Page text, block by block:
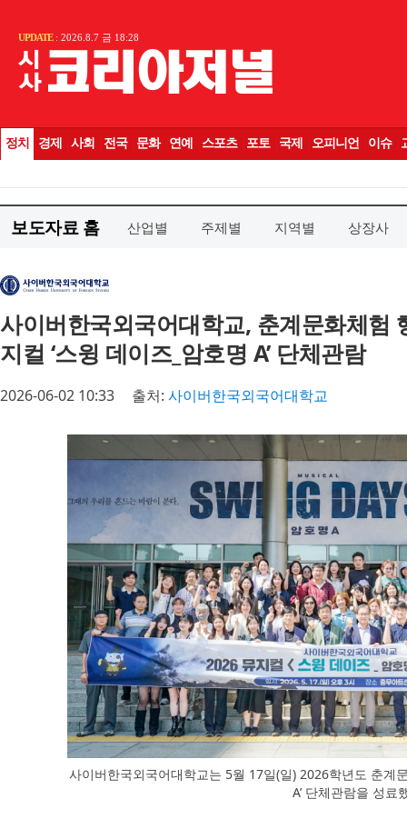
보도자료 홈 산업별 주제별 지역별 상장사
사이버한국외국어대학교, 춘계문화체험
지컬 ‘스윙 데이즈_암호명 A’ 단체관람
2026-06-02 10:33 출처: 사이버한국외국어대학교
사이버한국외국어대학교는 5월 17일(일) 2026학년도 춘계
A’ 단체관람을 성료